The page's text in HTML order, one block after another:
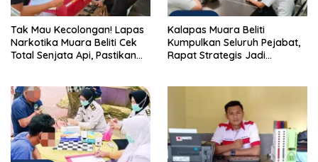
Tak Mau Kecolongan! Lapas
Narkotika Muara Beliti Cek
Total Senjata Api, Pastikan
Kalapas Muara Beliti
Kumpulkan Seluruh Pejabat,
Rapat Strategis Jadi